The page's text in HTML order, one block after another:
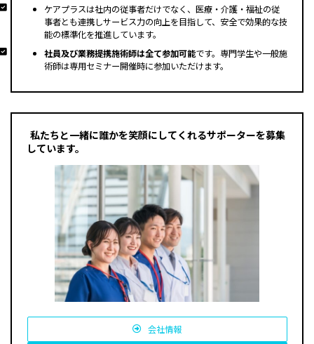
ケアプラスは社内の従事者だけでなく、医療・介護・福祉の従
事者とも連携しサービス力の向上を目指して、安全で効果的な技
能の標準化を推進しています。
社員及び業務提携施術師は全て参加可能です。専門学生や一般施
術師は専用セミナー開催時に参加いただけます。
私たちと一緒に誰かを笑顔にしてくれるサポーターを募集
しています。
会社情報